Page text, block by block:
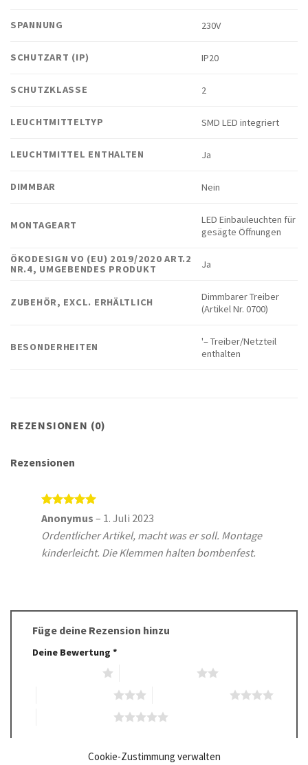
Cookie-Zustimmung verwalten
SPANNUNG 230V
SCHUTZART (IP) IP20
SCHUTZKLASSE 2
LEUCHTMITTELTYP SMD LED integriert
LEUCHTMITTEL ENTHALTEN Ja
DIMMBAR Nein
MONTAGEART
LED Einbauleuchten für
gesägte Öffnungen
ÖKODESIGN VO (EU) 2019/2020 ART.2
NR.4, UMGEBENDES PRODUKT
Ja
ZUBEHÖR, EXCL. ERHÄLTLICH
Dimmbarer Treiber
(Artikel Nr. 0700)
BESONDERHEITEN
'– Treiber/Netzteil
enthalten
REZENSIONEN (0)
Rezensionen
Bewertet
von
5
Anonymus – 1. Juli 2023
Ordentlicher Artikel, macht was er soll. Montage
kinderleicht. Die Klemmen halten bombenfest.
Füge deine Rezension hinzu
Deine Bewertung *